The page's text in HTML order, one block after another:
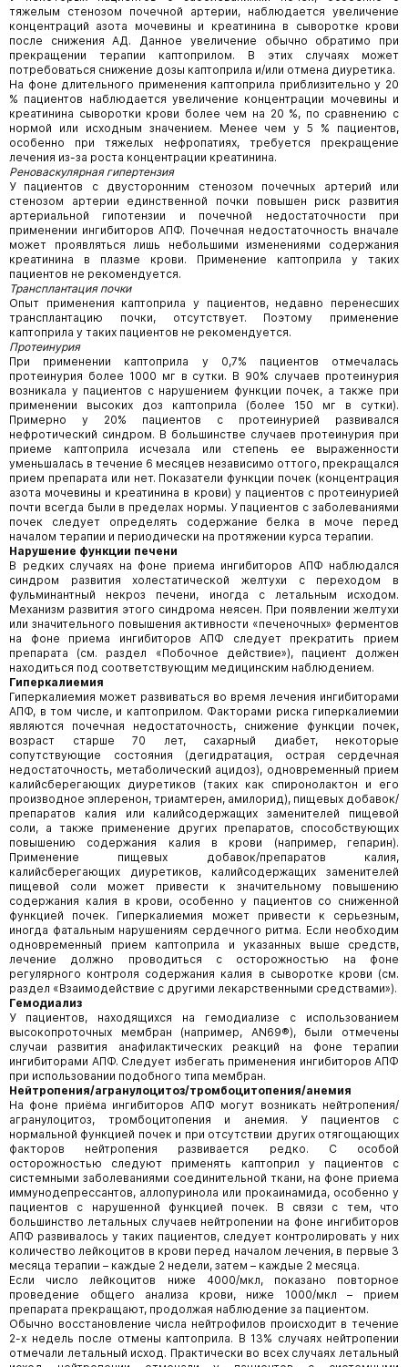
тяжелым стенозом почечной артерии, наблюдается увеличение
концентраций азота мочевины и креатинина в сыворотке крови
после снижения АД. Данное увеличение обычно обратимо при
прекращении терапии каптоприлом. В этих случаях может
потребоваться снижение дозы каптоприла и/или отмена диуретика.
На фоне длительного применения каптоприла приблизительно у 20
% пациентов наблюдается увеличение концентрации мочевины и
креатинина сыворотки крови более чем на 20 %, по сравнению с
нормой или исходным значением. Менее чем у 5 % пациентов,
особенно при тяжелых нефропатиях, требуется прекращение
лечения из-за роста концентрации креатини­на.
Реноваскулярная гипертензия
У пациентов с двусторонним стенозом почечных артерий или
стенозом артерии единственной почки повышен риск развития
артериальной гипотензии и почечной недостаточности при
применении ингибиторов АПФ. Почечная недостаточность вначале
может проявляться лишь небольшими изменениями содержания
креатинина в плазме крови. Применение каптоприла у таких
пациентов не рекомендуется.
Трансплантация почки
Опыт применения каптоприла у пациентов, недавно перенесших
трансплантацию почки, отсутствует. Поэтому применение
каптоприла у таких пациентов не рекомендуется.
Протеинурия
При применении каптоприла у 0,7% пациентов отмечалась
протеинурия более 1000 мг в сутки. В 90% случаев протеинурия
возникала у пациентов с нарушением функции почек, а также при
применении высоких доз каптоприла (более 150 мг в сутки).
Примерно у 20% пациентов с протеинурией развивался
нефротический синдром. В большинстве случаев протеину­рия при
приеме каптоприла исчезала или степень ее выраженности
уменьшалась в течение 6 месяцев независимо оттого, прекращался
прием препарата или нет. Показатели функции почек (концентрация
азота мочевины и креатинина в крови) у пациентов с протеинурией
почти всегда были в пределах нормы. У пациентов с заболеваниями
почек следует определять содержание белка в моче перед
началом терапии и периодически на протяжении курса терапии.
Нарушение функции печени
В редких случаях на фоне приема ингибиторов АПФ наблюдался
синдром развития холестатической желтухи с переходом в
фульминантный некроз печени, иногда с летальным исходом.
Механизм развития этого синдрома неясен. При появлении желтухи
или значительного повышения активности «печеночных» ферментов
на фоне приема ингибиторов АПФ следует прекратить прием
препарата (см. раздел «Побочное действие»), пациент должен
находиться под соответствующим медицинским наблюдением.
Гиперкалиемия
Гиперкалиемия может развиваться во время лечения ингибиторами
АПФ, в том числе, и каптоприлом. Факторами риска гиперкалиемии
являются почечная недостаточность, снижение функции почек,
возраст старше 70 лет, сахарный диабет, некоторые
сопутствующие состояния (дегидратация, острая сердечная
недостаточность, метаболический ацидоз), одновременный прием
калийсберегающих диуретиков (таких как спиронолактон и его
производное эплеренон, триамтерен, амилорид), пищевых добавок/
препаратов калия или калийсодержащих заменителей пищевой
соли, а также применение других препаратов, способствующих
повышению содержания калия в крови (например, гепарин).
Применение пищевых добавок/препаратов калия,
калийсберегающих диуретиков, калийсодержащих заменителей
пищевой соли может привести к значительному повышению
содержания калия в крови, особенно у пациентов со сниженной
функцией почек. Гиперкалие­мия может привести к серьезным,
иногда фатальным нарушениям сердечного ритма. Если необходим
одновременный прием каптоприла и указанных выше средств,
лечение должно проводиться с осторожностью на фоне
регулярного контроля содержания калия в сыворотке крови (см.
раздел «Взаимодействие с другими лекарственными средствами»).
Гемодиализ
У пациентов, находящихся на гемодиализе с использованием
высокопроточных мембран (например, AN69®), были отмечены
случаи развития анафилактических реакций на фоне терапии
ингибиторами АПФ. Следует избегать применения ингибиторов АПФ
при использовании подобного типа мембран.
Нейтропения/агранулоцитоз/тромбоцитопения/анемия
На фоне приёма ингибиторов АПФ могут возникать нейтропения/
агранулоцитоз, тромбоцитопения и анемия. У пациентов с
нормальной функцией почек и при отсутствии других отягощающих
факторов нейтропения развивается редко. С особой
осторожностью следуют применять каптоприл у пациентов с
системными заболеваниями соединительной ткани, на фоне приема
иммунодепрессантов, аллопуринола или прокаинамида, особенно у
пациентов с нарушенной функцией почек. В связи с тем, что
большинство летальных случаев нейтропении на фоне ингибиторов
АПФ развивалось у таких пациентов, следует контролировать у них
количество лейкоцитов в крови перед началом лечения, в первые 3
месяца терапии – каждые 2 недели, затем – каждые 2 месяца.
Если число лейкоцитов ниже 4000/мкл, показано повторное
проведение общего анализа крови, ниже 1000/мкл – прием
препарата прекращают, продолжая наблюдение за пациентом.
Обычно восстановление числа нейтрофилов происходит в течение
2-х недель после отмены каптоприла. В 13% случаях нейтропении
отмечали летальный исход. Практически во всех случаях летальный